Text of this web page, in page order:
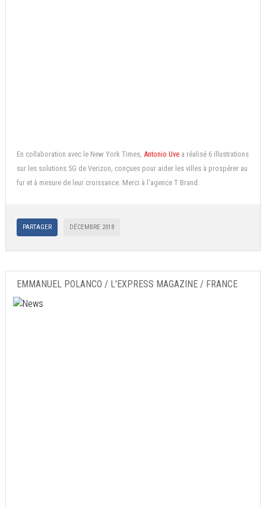
En collaboration avec le New York Times, Antonio Uve a réalisé 6 illustrations
sur les solutions 5G de Verizon, conçues pour aider les villes à prospérer au
fur et à mesure de leur croissance. Merci à l'agence T Brand.
PARTAGER DÉCEMBRE 2018
EMMANUEL POLANCO / L'EXPRESS MAGAZINE / FRANCE